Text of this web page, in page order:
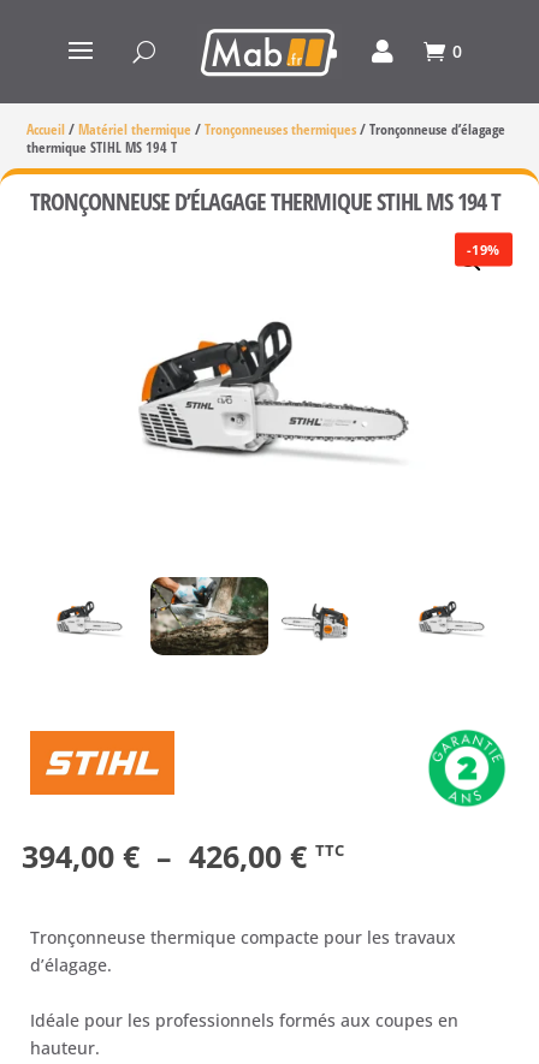
0
Accueil/Matériel thermique /Tronçonneuses thermiques/Tronçonneuse d’élagage
thermique STIHL MS 194 T
TRONÇONNEUSE D’ÉLAGAGE THERMIQUE STIHL MS 194 T
-19%
394,00 € – 426,00 €Plage
prix :
à
TTC
Tronçonneuse thermique compacte pour les travaux
d’élagage.
Idéale pour les professionnels formés aux coupes en
hauteur.